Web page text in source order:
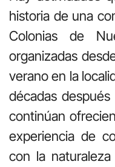
historia de una
Colonias de
organizadas
verano en la
décadas
continúan
experiencia de
con la